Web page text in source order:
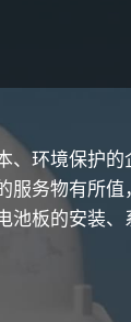
环境保护的企
务物有所值，
板的安装、系